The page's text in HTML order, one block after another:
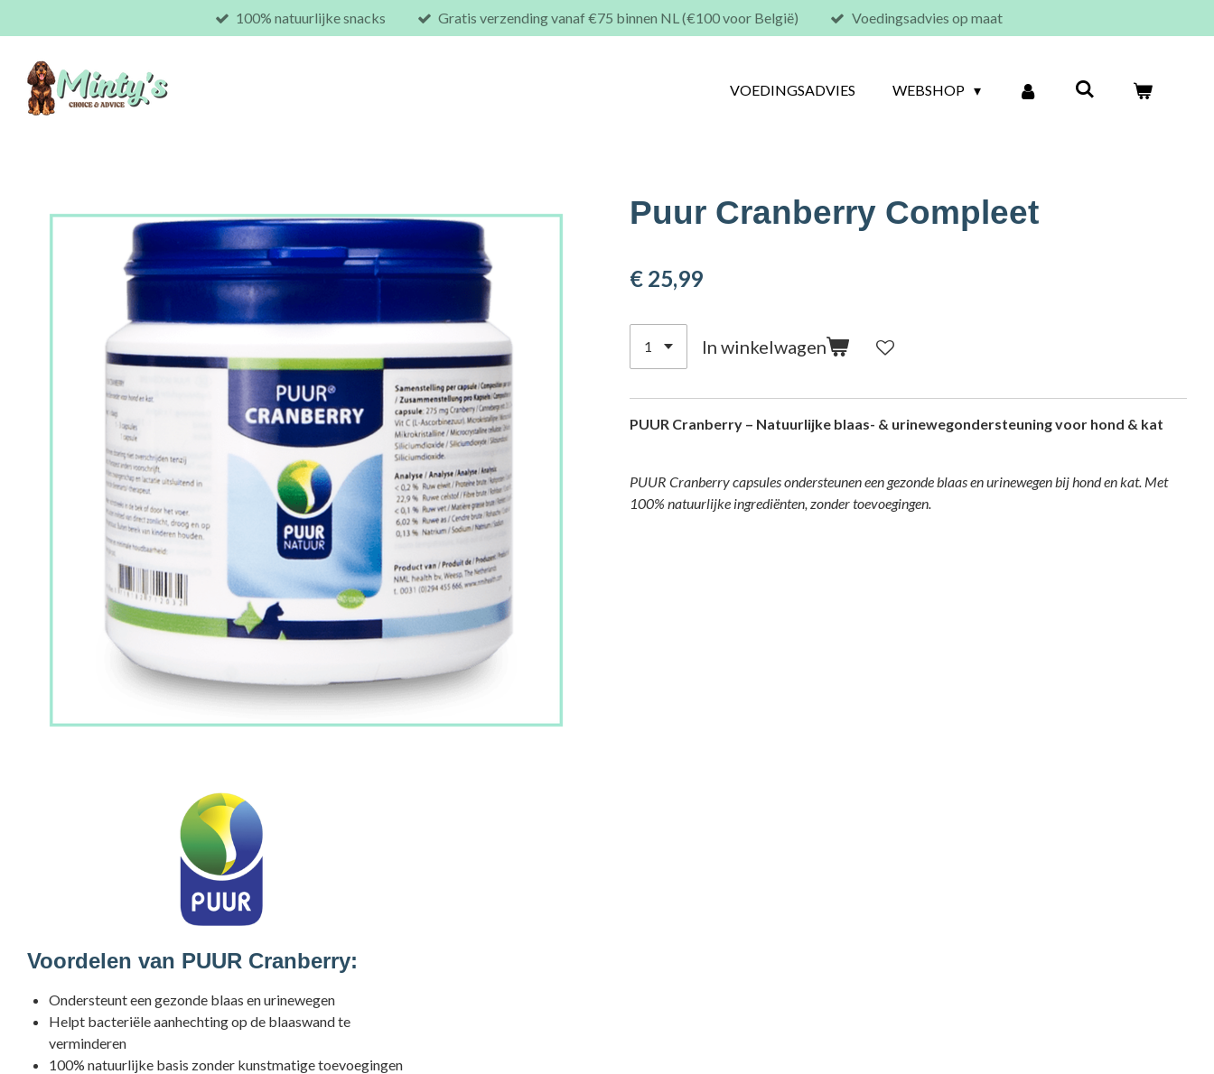
direct
naar
hoofdinhoud
100% natuurlijke snacks Gratis verzending vanaf €75 binnen NL (€100 voor België) Voedingsadvies op maat
VOEDINGSADVIES WEBSHOP
Puur Cranberry Compleet
€ 25,99
In winkelwagen
PUUR Cranberry – Natuurlijke blaas- & urinewegondersteuning voor hond & kat
PUUR Cranberry capsules ondersteunen een gezonde blaas en urinewegen bij hond en kat. Met
100% natuurlijke ingrediënten, zonder toevoegingen.
Voordelen van PUUR Cranberry:
Ondersteunt een gezonde blaas en urinewegen
Helpt bacteriële aanhechting op de blaaswand te
verminderen
100% natuurlijke basis zonder kunstmatige toevoegingen